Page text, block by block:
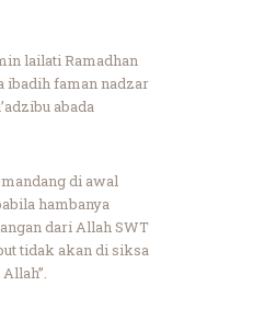
lailati Ramadhan
ibadih faman nadzar
abada
di awal
hambanya
dari Allah SWT
tidak akan di siksa